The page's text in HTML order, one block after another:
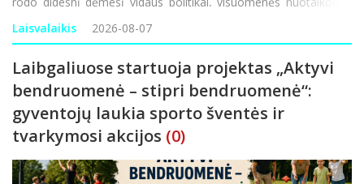
ekonominiam saugumui ir informacijos sklaidai, todėl pasaulyje
gali būti daugiau
Laisvalaikis 2026-08-07
Laibgaliuose startuoja projektas „Aktyvi
bendruomenė – stipri bendruomenė“:
gyventojų laukia sporto šventės ir
tvarkymosi akcijos (0)